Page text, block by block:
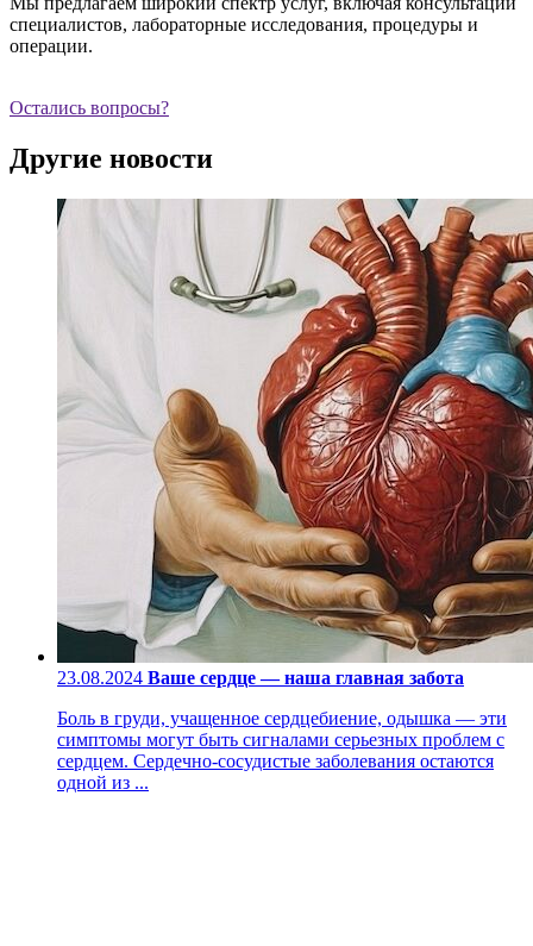
специалистов, лабораторные исследования, процедуры и
операции.
Остались вопросы?
Другие новости
23.08.2024 Ваше сердце — наша главная забота
Боль в груди, учащенное сердцебиение, одышка — эти
симптомы могут быть сигналами серьезных проблем с
сердцем. Сердечно-сосудистые заболевания остаются
одной из ...